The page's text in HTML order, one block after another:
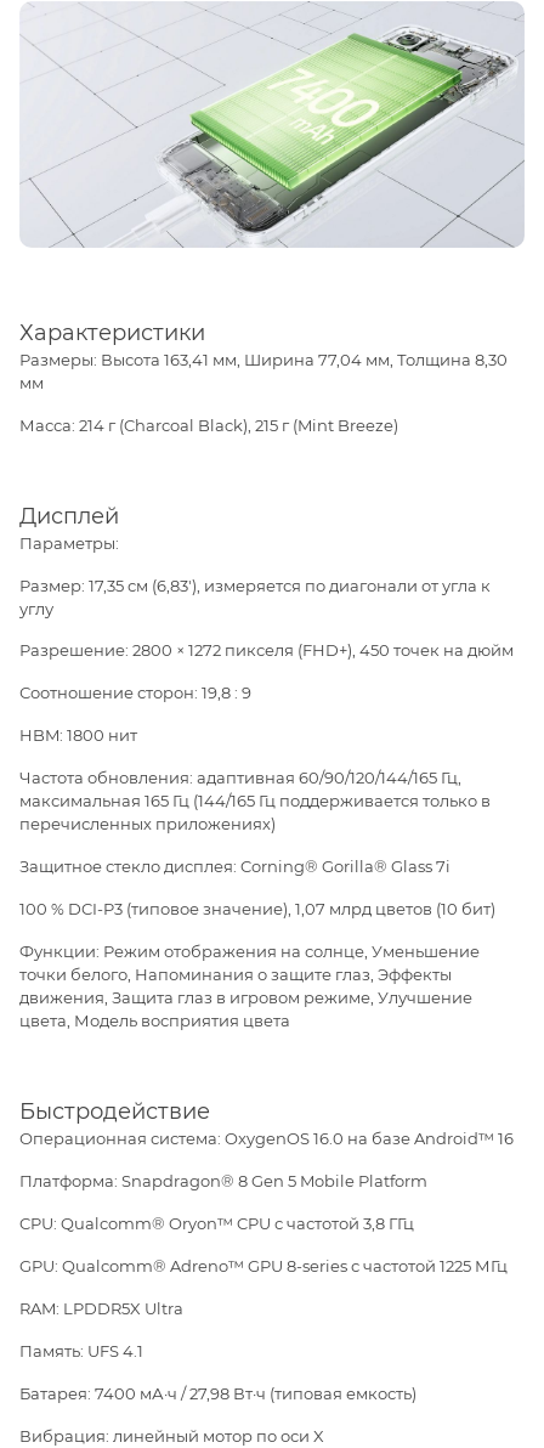
Характеристики
Размеры: Высота 163,41 мм, Ширина 77,04 мм, Толщина 8,30
мм
Масса: 214 г (Charcoal Black), 215 г (Mint Breeze)
Дисплей
Параметры:
Размер: 17,35 см (6,83'), измеряется по диагонали от угла к
углу
Разрешение: 2800 × 1272 пикселя (FHD+), 450 точек на дюйм
Соотношение сторон: 19,8 : 9
HBM: 1800 нит
Частота обновления: адаптивная 60/90/120/144/165 Гц,
максимальная 165 Гц (144/165 Гц поддерживается только в
перечисленных приложениях)
Защитное стекло дисплея: Corning® Gorilla® Glass 7i
100 % DCI-P3 (типовое значение), 1,07 млрд цветов (10 бит)
Функции: Режим отображения на солнце, Уменьшение
точки белого, Напоминания о защите глаз, Эффекты
движения, Защита глаз в игровом режиме, Улучшение
цвета, Модель восприятия цвета
Быстродействие
Операционная система: OxygenOS 16.0 на базе Android™ 16
Платформа: Snapdragon® 8 Gen 5 Mobile Platform
CPU: Qualcomm® Oryon™ CPU с частотой 3,8 ГГц
GPU: Qualcomm® Adreno™ GPU 8-series с частотой 1225 МГц
RAM: LPDDR5X Ultra
Память: UFS 4.1
Батарея: 7400 мА·ч / 27,98 Вт·ч (типовая емкость)
Вибрация: линейный мотор по оси X